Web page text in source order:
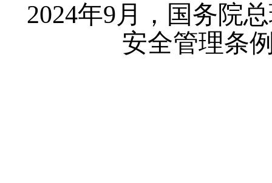
2024年9月，国务院
安全管理条